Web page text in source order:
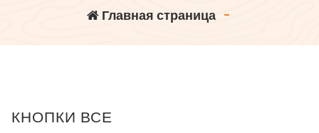
Главная страница-
КНОПКИ ВСЕ